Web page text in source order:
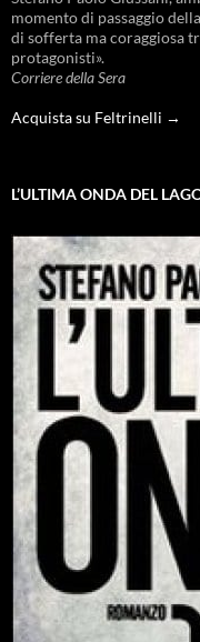
momento di passaggio
di sofferta ma coraggiosa
protagonisti».
Corriere della Sera
Acquista su Feltrinelli →
L’ULTIMA ONDA DEL